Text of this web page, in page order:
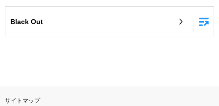
Black Out
サイトマップ